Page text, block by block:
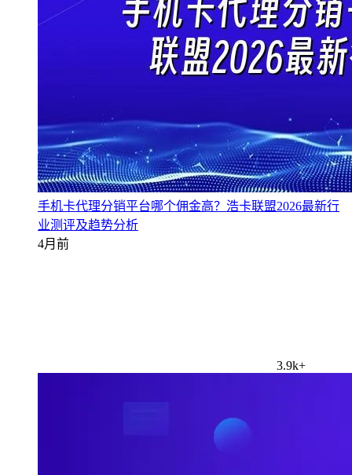
手机卡代理分销平台哪个佣金高？浩卡联盟2026最新行
业测评及趋势分析
4月前
3.9k+